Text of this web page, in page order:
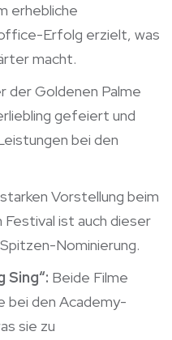
erhebliche
Erfolg erzielt, was
macht.
der Goldenen Palme
gefeiert und
bei den
Vorstellung beim
ist auch dieser
Nominierung.
Sing“: Beide Filme
bei den Academy-
sie zu